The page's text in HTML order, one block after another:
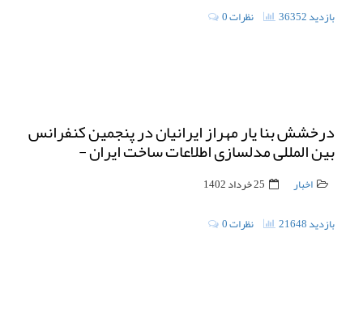
0 نظرات
36352 بازدید
درخشش بنا یار مهراز ایرانیان در پنجمین کنفرانس
بین المللی مدلسازی اطلاعات ساخت ایران -
اخبار
25 خرداد 1402
0 نظرات
21648 بازدید